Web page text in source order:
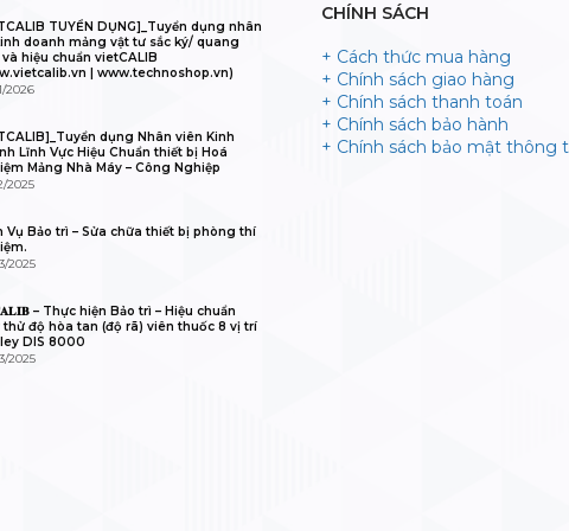
TUYỂN DỤNG]_Tuyển dụng nhân
doanh mảng vật tư sắc ký/ quang
hiệu chuẩn vietCALIB
| www.technoshop.vn)
2026
dụng Nhân viên Kinh
Lĩnh Vực Hiệu Chuẩn thiết bị Hoá
Mảng Nhà Máy – Công Nghiệp
2025
Vụ Bảo trì – Sửa chữa thiết bị phòng thí
2025
– Thực hiện Bảo trì – Hiệu chuẩn
thử độ hòa tan (độ rã) viên thuốc 8 vị trí
DIS 8000
2025
CHÍNH SÁCH
+ Cách thức mua hàng
+ Chính sách giao hàng
+ Chính sách thanh toán
+ Chính sách bảo hành
+ Chính sách bảo mật thông